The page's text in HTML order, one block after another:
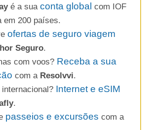
é a sua conta global com IOF
em 200 países.
ofertas de seguro viagem
Seguro.
com voos? Receba a sua
com a Resolvvi.
Internet e eSIM
.
passeios e excursões com a